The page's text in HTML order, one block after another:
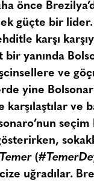
önce
güçte bir lider.
karşı
bir yanında
ve
yine
ve
(
uğradılar.